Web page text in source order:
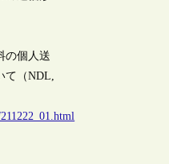
の個人送
て（NDL,